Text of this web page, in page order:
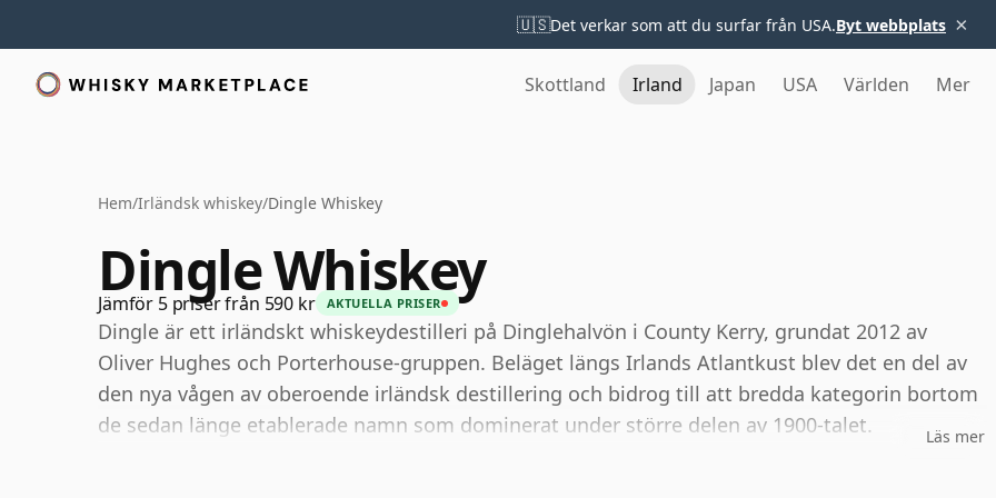
🇺🇸Det verkar som att du surfar från USA.Byt webbplats ×
Skottland Irland Japan USA Världen Mer
Hem/Irländsk whiskey/Dingle Whiskey
Dingle Whiskey
Jämför 5 priser från 590 kr AKTUELLA PRISER
Dingle är ett irländskt whiskeydestilleri på Dinglehalvön i County Kerry, grundat 2012 av
Oliver Hughes och Porterhouse-gruppen. Beläget längs Irlands Atlantkust blev det en del av
den nya vågen av oberoende irländsk destillering och bidrog till att bredda kategorin bortom
de sedan länge etablerade namn som dominerat under större delen av 1900-talet.
Läs mer